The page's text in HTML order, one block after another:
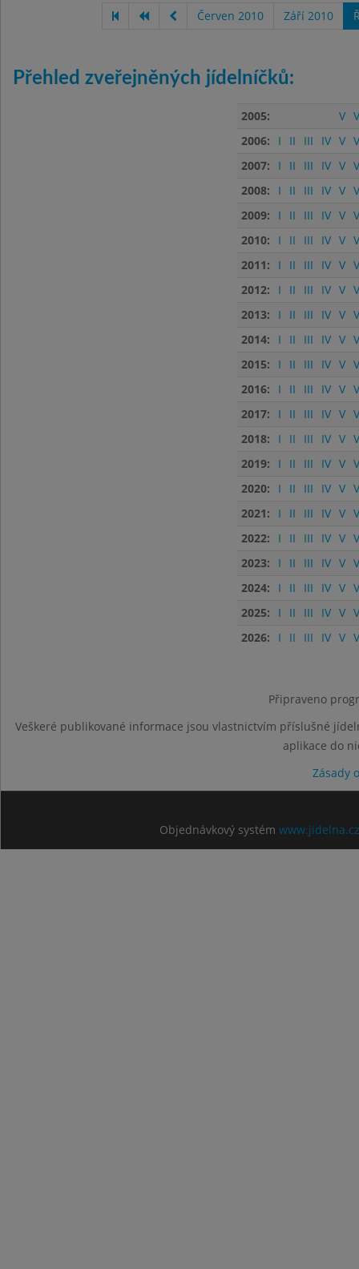
Červen 2010 Září 2010
Přehled zveřejněných jídelníčků:
2005: V
2006:
I II III IV V
2007:
I II III IV V
2008:
I II III IV V
2009:
I II III IV V
2010:
I II III IV V
2011:
I II III IV V
2012:
I II III IV V
2013:
I II III IV V
2014:
I II III IV V
2015:
I II III IV V
2016:
I II III IV V
2017:
I II III IV V
2018:
I II III IV V
2019:
I II III IV V
2020:
I II III IV V
2021:
I II III IV V
2022:
I II III IV V
2023:
I II III IV V
2024:
I II III IV V
2025:
I II III IV V
2026:
I II III IV V
Připraveno
Veškeré publikované informace jsou vlastnictvím příslušné
aplikace do
Zásady
Objednávkový systém www.jidelna.cz